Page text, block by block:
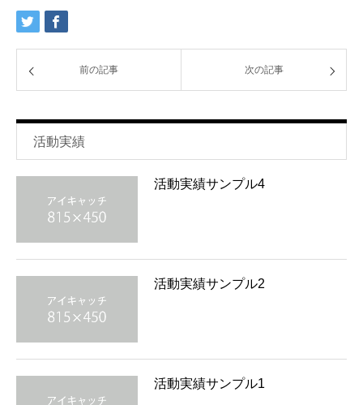
前の記事 次の記事
活動実績
活動実績サンプル4
活動実績サンプル2
活動実績サンプル1